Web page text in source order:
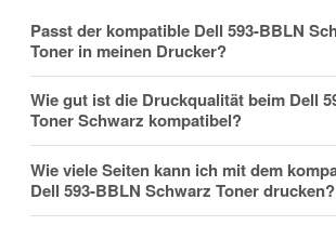
Nachname
Passt der kompatible Dell 593-BBLN
Toner in meinen Drucker?
Wie gut ist die Druckqualität beim Dell
Toner Schwarz kompatibel?
Wie viele Seiten kann ich mit dem
Dell 593-BBLN Schwarz Toner drucken?